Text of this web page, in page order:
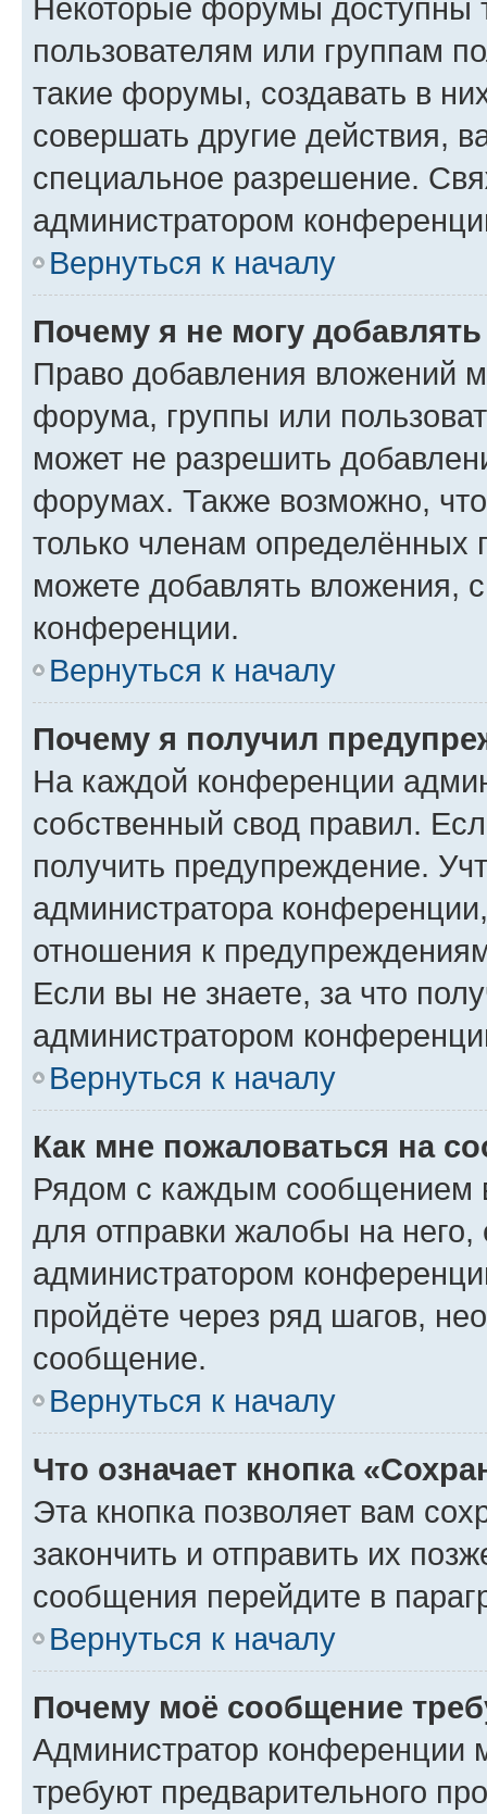
Некоторые форумы доступны
пользователям или группам
такие форумы, создавать в
совершать другие действия,
специальное разрешение.
администратором
Вернуться к началу
Почему я не могу
Право добавления вложений
форума, группы или
может не разрешить
форумах. Также возможно,
только членам определённых
можете добавлять вложения,
конференции.
Вернуться к началу
Почему я получил
На каждой конференции
собственный свод правил.
получить предупреждение.
администратора
отношения к
Если вы не знаете, за что
администратором
Вернуться к началу
Как мне пожаловаться на
Рядом с каждым сообщением
для отправки жалобы на
администратором
пройдёте через ряд шагов,
сообщение.
Вернуться к началу
Что означает кнопка
Эта кнопка позволяет вам
закончить и отправить их
сообщения перейдите в
Вернуться к началу
Почему моё сообщение
Администратор конференции
требуют предварительного